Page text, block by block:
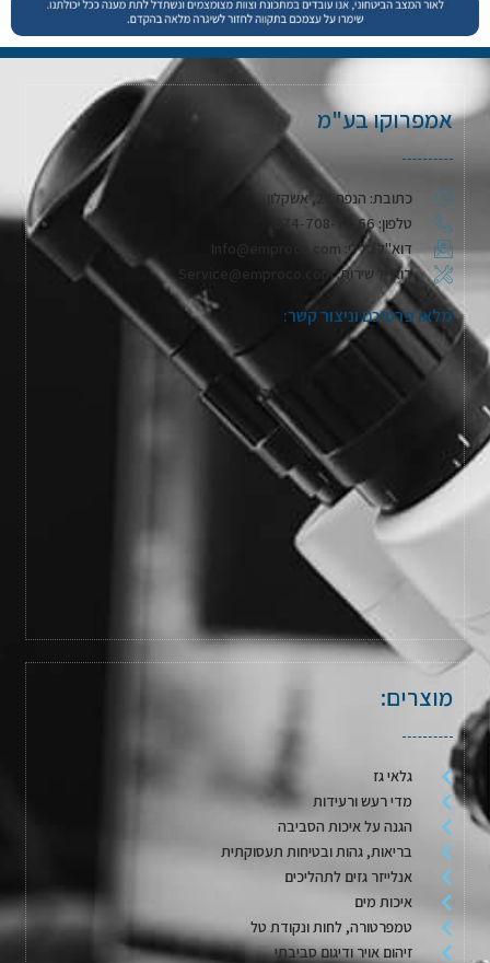
אמפרוקו בע"מ
כתובת: הנפח 28, אשקלון
טלפון: 074-708-71-66
דוא"ל כללי: Info@emproco.com
דוא"ל שירות: Service@emproco.com
מלאו פרטיכם וניצור קשר:
מוצרים:
גלאי גז
מדי רעש ורעידות
הגנה על איכות הסביבה
בריאות, גהות ובטיחות תעסוקתית
אנלייזר גזים לתהליכים
איכות מים
טמפרטורה, לחות ונקודת טל
זיהום אויר ודיגום סביבתי